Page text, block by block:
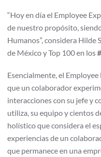
“Hoy en día el Employee
de nuestro propósito,
Humanos”, considera Hilde
de México y Top 100 en los
Esencialmente, el
que un colaborador
interacciones con su jefe y
utiliza, su equipo y cientos
holístico que considera el
experiencias de un
que permanece en una